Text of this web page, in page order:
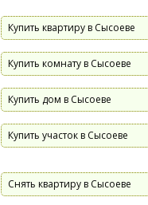
Купить квартиру в Сысоеве
Купить комнату в Сысоеве
Купить дом в Сысоеве
Купить участок в Сысоеве
Снять квартиру в Сысоеве